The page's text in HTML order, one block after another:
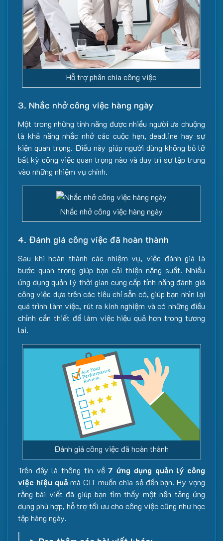
Hỗ trợ phân chia công việc
3. Nhắc nhở công việc hàng ngày
Một trong những tính năng được nhiều người ưa chuộng
là khả năng nhắc nhở các cuộc hẹn, deadline hay sự
kiện quan trọng. Điều này giúp người dùng không bỏ lỡ
bất kỳ công việc quan trọng nào và duy trì sự tập trung
vào những nhiệm vụ chính.
Nhắc nhở công việc hàng ngày
4. Đánh giá công việc đã hoàn thành
Sau khi hoàn thành các nhiệm vụ, việc đánh giá là
bước quan trọng giúp bạn cải thiện năng suất. Nhiều
ứng dụng quản lý thời gian cung cấp tính năng đánh giá
công việc dựa trên các tiêu chí sẵn có, giúp bạn nhìn lại
quá trình làm việc, rút ra kinh nghiệm và có những điều
chỉnh cần thiết để làm việc hiệu quả hơn trong tương
lai.
Đánh giá công việc đã hoàn thành
Trên đây là thông tin về7 ứng dụng quản lý công
việc hiệu quả mà CIT muốn chia sẻ đến bạn. Hy vọng
rằng bài viết đã giúp bạn tìm thấy một nền tảng ứng
dụng phù hợp, hỗ trợ tối ưu cho công việc cũng như học
tập hàng ngày.